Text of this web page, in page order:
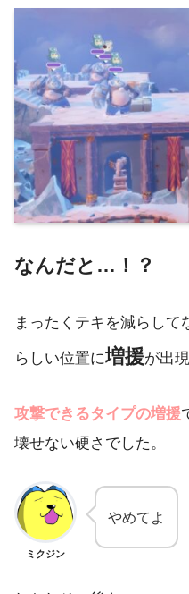
なんだと…！？
まったくテキを減らして
らしい位置に増援が出現
攻撃できるタイプの増援
壊せない硬さでした。
ミクジン
やめてよ